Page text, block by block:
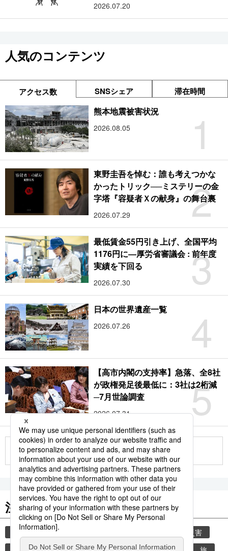
2026.07.20
人気のコンテンツ
アクセス数 SNSシェア 滞在時間
1
熊本地震被害状況
2026.08.05
2
東野圭吾を悼む：誰も考えつかな
かったトリック──ミステリーの金
字塔『容疑者Ｘの献身』の舞台裏
2026.07.29
3
最低賃金55円引き上げ、全国平均
1176円に―厚労省審議会 : 前年度
実績を下回る
2026.07.30
4
日本の世界遺産一覧
2026.07.26
5
【高市内閣の支持率】急落、全8社
が政権発足後最低に：3社は2桁減
─7月世論調査
2026.07.31
もっと見る
注目のキーワード
共同通信ニュース
災害